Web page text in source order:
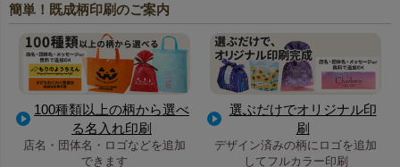
簡単！既成柄印刷のご案内
100種類以上の柄から選べ
る名入れ印刷
店名・団体名・ロゴなどを追加
できます
選ぶだけでオリジナル印
刷
デザイン済みの柄にロゴを追加
してフルカラー印刷